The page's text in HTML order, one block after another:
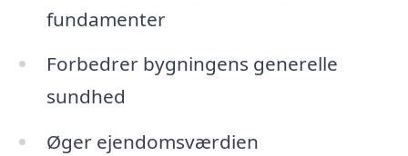
fundamenter
Forbedrer bygningens generelle
sundhed
Øger ejendomsværdien